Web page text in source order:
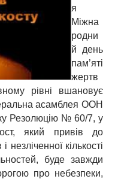
я
Міжна
родни
й день
пам’яті
жертв
рівні вшановує
асамблея ООН
Резолюцію № 60/7, у
який привів до
незліченної кількості
буде завжди
про небезпеки,